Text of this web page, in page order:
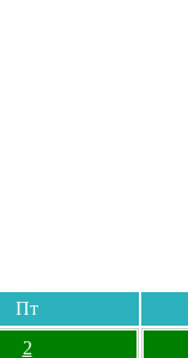
Пт
2